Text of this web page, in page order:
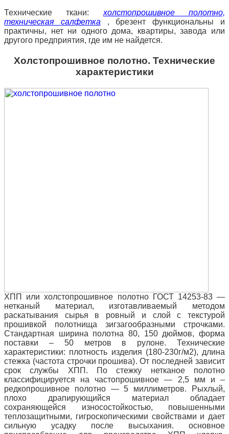
Технические ткани: холстопрошивное полотно,
техническая салфетка , брезент функциональны и
практичны, нет ни одного дома, квартиры, завода или
другого предприятия, где им не найдется.
Холстопрошивное полотно. Технические
характеристики
ХПП или холстопрошивное полотно ГОСТ 14253-83 —
нетканый материал, изготавливаемый методом
раскатывания сырья в ровный и слой с текстурой
прошивкой полотнища зигзагообразными строчками.
Стандартная ширина полотна 80, 150 дюймов, форма
поставки – 50 метров в рулоне. Технические
характеристики: плотность изделия (180-230г/м2), длина
стежка (частота строчки прошива).От последней зависит
срок службы ХПП.
По стежку нетканое полотно
классифицируется на частопрошивное — 2,5 мм и –
редкопрошивное полотно — 5 миллиметров.
Рыхлый,
плохо драпирующийся материал обладает
сохраняющейся износостойкостью, повышенными
теплозащитными, гигроскопическими свойствами и дает
сильную усадку после высыхания. основное